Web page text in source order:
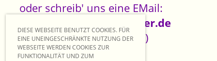
DIESE WEBSEITE BENUTZT COOKIES. FÜR
EINE UNEINGESCHRÄNKTE NUTZUNG DER
WEBSEITE WERDEN COOKIES ZUR
FUNKTIONALITÄT UND ZUM
oder schreib' uns eine EMail:
office[at]dieaugenoeffner.de
([at] bitte mit @ ersetzen!)